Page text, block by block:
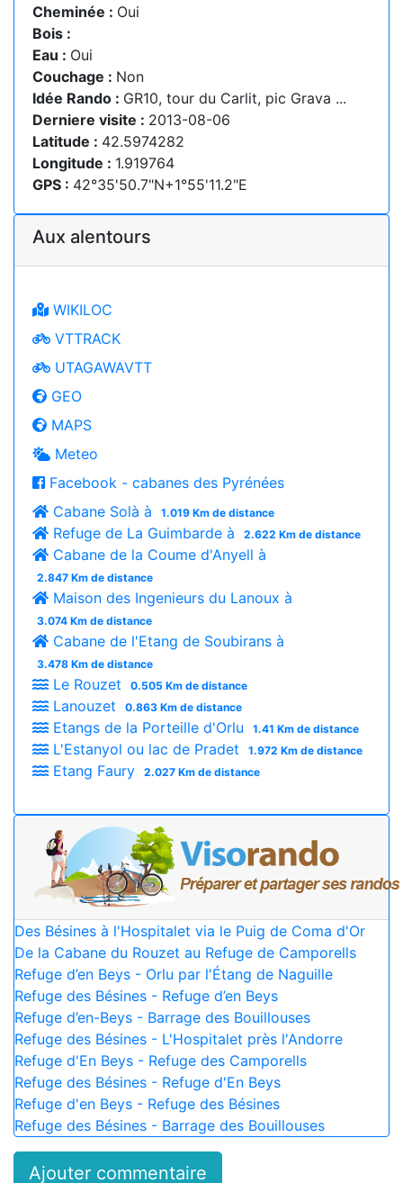
Cheminée : Oui
Bois :
Eau : Oui
Couchage : Non
Idée Rando : GR10, tour du Carlit, pic Grava ...
Derniere visite : 2013-08-06
Latitude : 42.5974282
Longitude : 1.919764
GPS : 42°35'50.7"N+1°55'11.2"E
Aux alentours
WIKILOC
VTTRACK
UTAGAWAVTT
GEO
MAPS
Meteo
Facebook - cabanes des Pyrénées
Cabane Solà à
1.019 Km de distance
Refuge de La Guimbarde à 2.622 Km de distance
Cabane de la Coume d'Anyell à
2.847 Km de distance
Maison des Ingenieurs du Lanoux à
3.074 Km de distance
Cabane de l'Etang de Soubirans à
3.478 Km de distance
Le Rouzet 0.505 Km de distance
Lanouzet 0.863 Km de distance
Etangs de la Porteille d'Orlu 1.41 Km de distance
L'Estanyol ou lac de Pradet 1.972 Km de distance
Etang Faury 2.027 Km de distance
Des Bésines à l'Hospitalet via le Puig de Coma d'Or
De la Cabane du Rouzet au Refuge de Camporells
Refuge d’en Beys - Orlu par l'Étang de Naguille
Refuge des Bésines - Refuge d’en Beys
Refuge d’en-Beys - Barrage des Bouillouses
Refuge des Bésines - L'Hospitalet près l'Andorre
Refuge d'En Beys - Refuge des Camporells
Refuge des Bésines - Refuge d'En Beys
Refuge d'en Beys - Refuge des Bésines
Refuge des Bésines - Barrage des Bouillouses
Ajouter commentaire